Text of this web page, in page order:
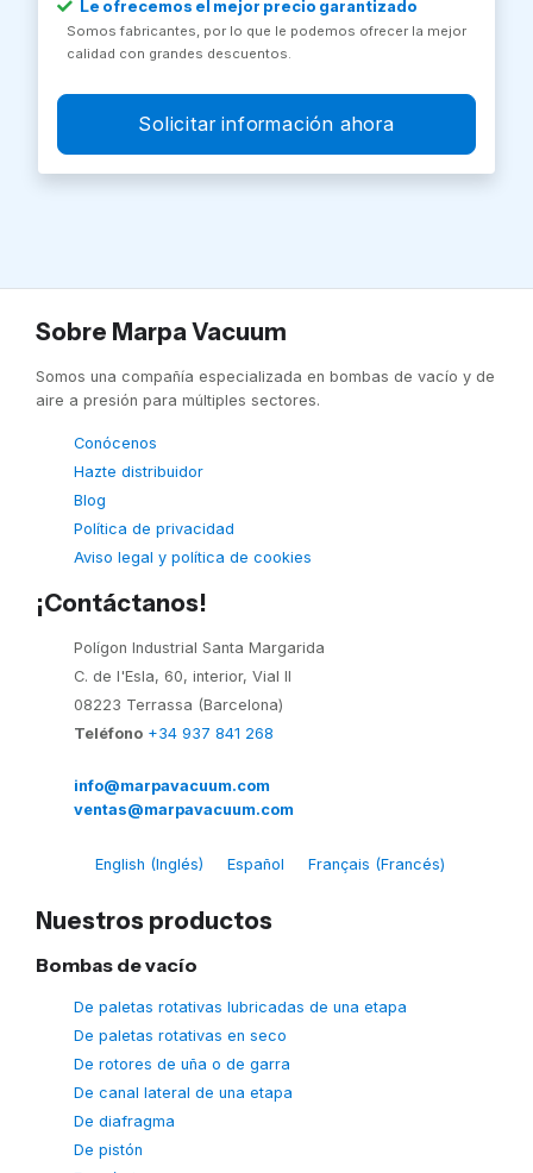
Le ofrecemos el mejor precio garantizado
Somos fabricantes, por lo que le podemos ofrecer la mejor
calidad con grandes descuentos.
Solicitar información ahora
Sobre Marpa Vacuum
Somos una compañía especializada en bombas de vacío y de
aire a presión para múltiples sectores.
Conócenos
Hazte distribuidor
Blog
Política de privacidad
Aviso legal y política de cookies
¡Contáctanos!
Polígon Industrial Santa Margarida
C. de l'Esla, 60, interior, Vial II
08223 Terrassa (Barcelona)
Teléfono +34 937 841 268
info@marpavacuum.com
ventas@marpavacuum.com
English (Inglés) Español Français (Francés)
Nuestros productos
Bombas de vacío
De paletas rotativas lubricadas de una etapa
De paletas rotativas en seco
De rotores de uña o de garra
De canal lateral de una etapa
De diafragma
De pistón